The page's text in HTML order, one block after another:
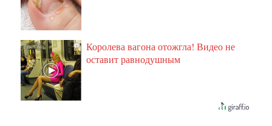
i
Королева вагона отожгла! Видео не
оставит равнодушным